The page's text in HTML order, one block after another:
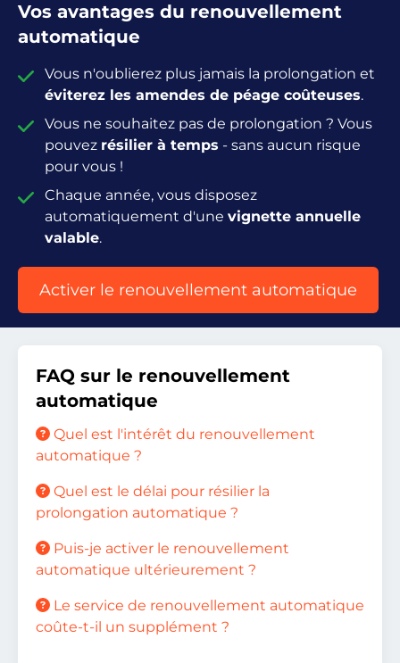
Vos avantages du renouvellement
automatique
Vous n'oublierez plus jamais la prolongation et
éviterez les amendes de péage coûteuses.
Vous ne souhaitez pas de prolongation ? Vous
pouvez résilier à temps - sans aucun risque
pour vous !
Chaque année, vous disposez
automatiquement d'unevignette annuelle
valable.
Activer le renouvellement automatique
FAQ sur le renouvellement
automatique
Quel est l'intérêt du renouvellement
automatique ?
Quel est le délai pour résilier la
prolongation automatique ?
Puis-je activer le renouvellement
automatique ultérieurement ?
Le service de renouvellement automatique
coûte-t-il un supplément ?